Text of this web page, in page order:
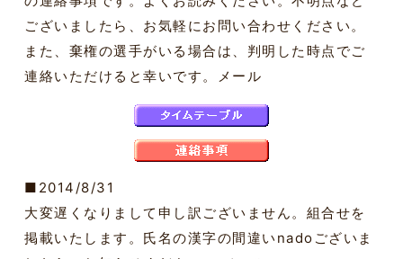
ございましたら、お気軽にお問い合わせください。
また、棄権の選手がいる場合は、判明した時点でご
連絡いただけると幸いです。メール
■2014/8/31
大変遅くなりまして申し訳ございません。組合せを
掲載いたします。氏名の漢字の間違いnadoございま